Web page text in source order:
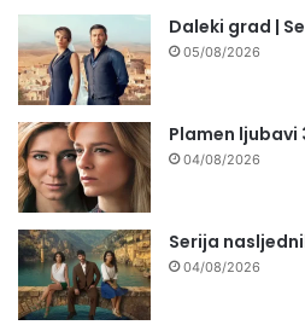
Daleki grad |
05/08/2026
Plamen ljubavi
04/08/2026
Serija
04/08/2026